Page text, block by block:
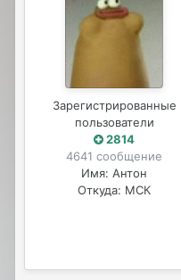
Зарегистрированные
пользователи
2814
4641 сообщение
Имя: Антон
Откуда: МСК